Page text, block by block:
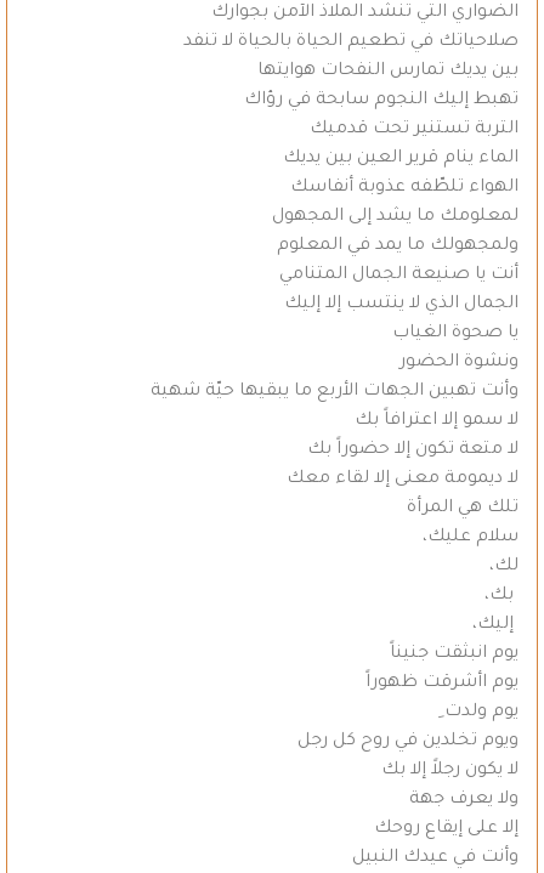
الضواري التي تنشد الملاذ الآمن بجوارك
صلاحياتك في تطعيم الحياة بالحياة لا تنفد
بين يديك تمارس النفحات هوايتها
تهبط إليك النجوم سابحة في رؤاك
التربة تستنير تحت قدميك
الماء ينام قرير العين بين يديك
الهواء تلطّفه عذوبة أنفاسك
لمعلومك ما يشد إلى المجهول
ولمجهولك ما يمد في المعلوم
أنت يا صنيعة الجمال المتنامي
الجمال الذي لا ينتسب إلا إليك
يا صحوة الغياب
ونشوة الحضور
وأنت تهبين الجهات الأربع ما يبقيها حيّة شهية
لا سمو إلا اعترافاً بك
لا متعة تكون إلا حضوراً بك
لا ديمومة معنى إلا لقاء معك
تلك هي المرأة
سلام عليك،
لك،
بك،
إليك،
يوم انبثقت جنيناً
يوم اأشرقت ظهوراً
يوم ولدت ِ
ويوم تخلدين في روح كل رجل
لا يكون رجلاً إلا بك
ولا يعرف جهة
إلا على إيقاع روحك
وأنت في عيدك النبيل